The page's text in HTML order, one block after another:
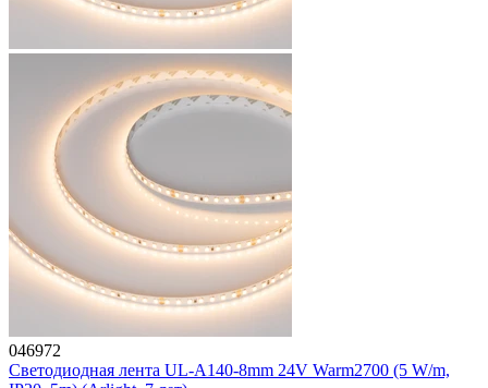
046972
Светодиодная лента UL-A140-8mm 24V Warm2700 (5 W/m,